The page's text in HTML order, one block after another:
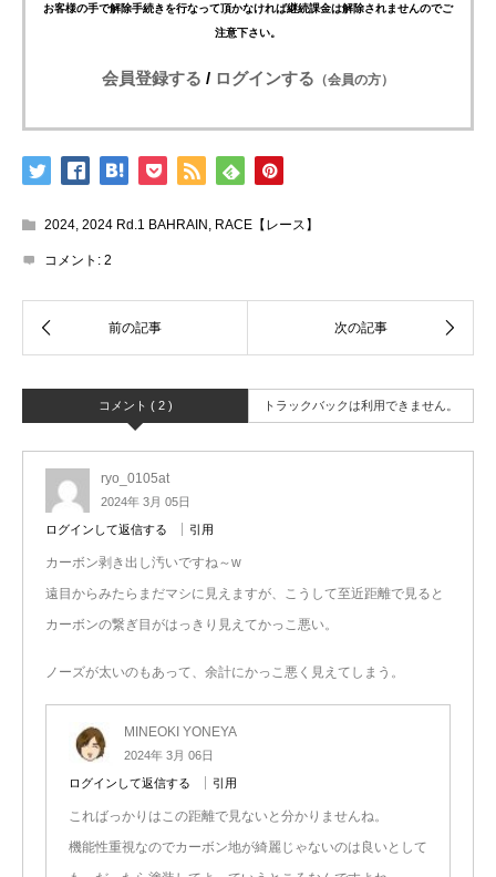
お客様の手で解除手続きを行なって頂かなければ継続課金は解除されませんのでご
注意下さい。
会員登録する / ログインする （会員の方）
2024, 2024 Rd.1 BAHRAIN , RACE【レース】
コメント: 2
コメント ( 2 ) トラックバックは利用できません。
ryo_0105at
2024年 3月 05日
ログインして返信する 引用
カーボン剥き出し汚いですね～w
遠目からみたらまだマシに見えますが、こうして至近距離で見ると
カーボンの繋ぎ目がはっきり見えてかっこ悪い。
ノーズが太いのもあって、余計にかっこ悪く見えてしまう。
MINEOKI YONEYA
2024年 3月 06日
ログインして返信する 引用
こればっかりはこの距離で見ないと分かりませんね。
機能性重視なのでカーボン地が綺麗じゃないのは良いとして